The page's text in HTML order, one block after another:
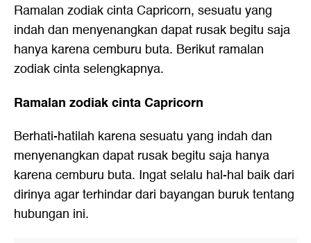
Ramalan zodiak cinta Capricorn, sesuatu yang
indah dan menyenangkan dapat rusak begitu saja
hanya karena cemburu buta. Berikut ramalan
zodiak cinta selengkapnya.
Ramalan zodiak cinta Capricorn
Berhati-hatilah karena sesuatu yang indah dan
menyenangkan dapat rusak begitu saja hanya
karena cemburu buta. Ingat selalu hal-hal baik dari
dirinya agar terhindar dari bayangan buruk tentang
hubungan ini.